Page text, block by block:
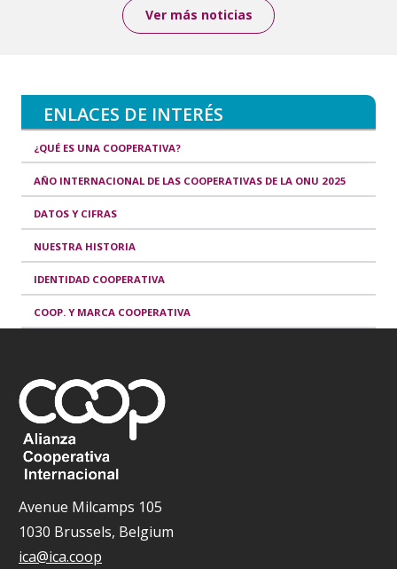
Ver más noticias
ENLACES DE INTERÉS
¿QUÉ ES UNA COOPERATIVA?
AÑO INTERNACIONAL DE LAS COOPERATIVAS DE LA ONU 2025
DATOS Y CIFRAS
NUESTRA HISTORIA
IDENTIDAD COOPERATIVA
COOP. Y MARCA COOPERATIVA
Avenue Milcamps 105
1030 Brussels, Belgium
ica@ica.coop